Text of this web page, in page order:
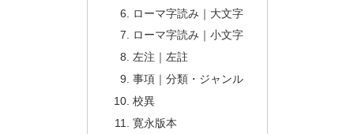
ローマ字読み｜大文字
ローマ字読み｜小文字
左注｜左註
事項｜分類・ジャンル
校異
寛永版本